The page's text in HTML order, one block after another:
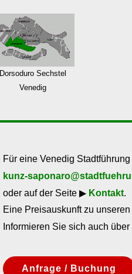
Dorsoduro Sechstel
Venedig
Für eine Venedig
kunz-
oder auf der Seite ▶ Kontakt.
Eine Preisauskunft zu
Informieren Sie sich auch
Anfrage / Buchung